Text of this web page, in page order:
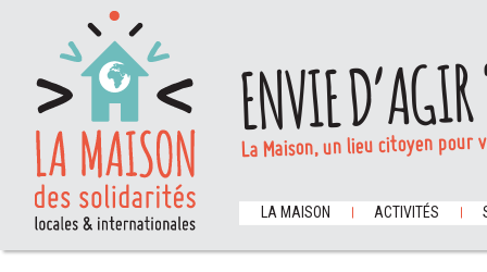
ENVIE
La Maison, un lieu citoyen
LA MAISON ACTIVITÉS